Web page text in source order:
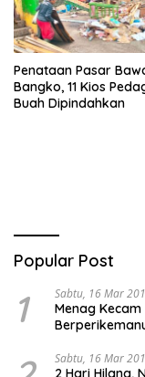
Penataan Pasar
Bangko, 11 Kios
Buah Dipindahkan
Popular Post
1 Sabtu, 16 Mar
Menag
Sabtu, 16 Mar
2 Hari Hilang,